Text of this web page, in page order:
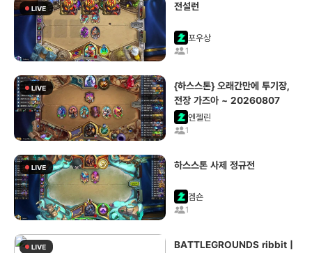
전설런
포우상
1
{하스스톤} 오래간만에 투기장,
전장 가즈아 ~ 20260807
엔젤린
1
하스스톤 사제 정규전
겜숀
1
BATTLEGROUNDS ribbit |